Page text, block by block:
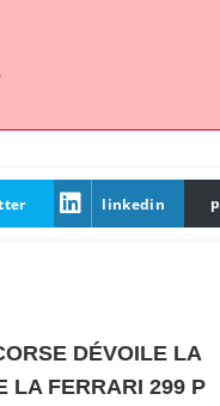
linkedin
DÉVOILE LA
LA FERRARI 299 P